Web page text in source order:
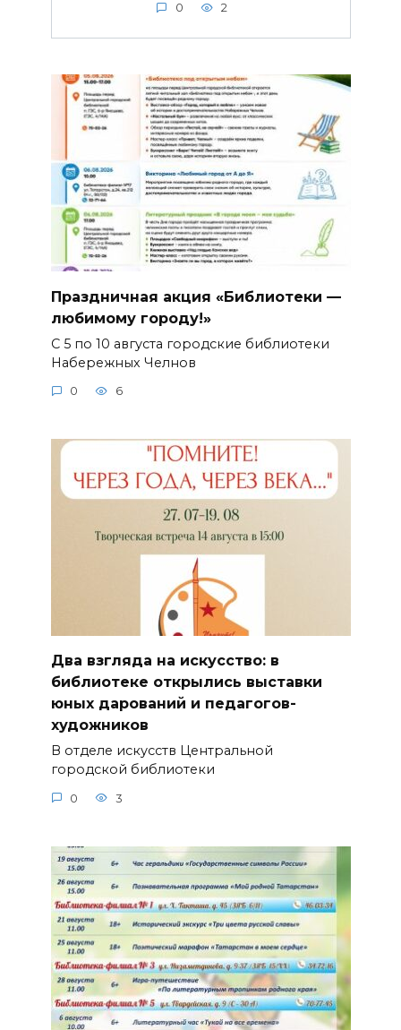
0 2
Праздничная акция «Библиотеки —
любимому городу!»
С 5 по 10 августа городские библиотеки
Набережных Челнов
0 6
Два взгляда на искусство: в
библиотеке открылись выставки
юных дарований и педагогов-
художников
В отделе искусств Центральной
городской библиотеки
0 3